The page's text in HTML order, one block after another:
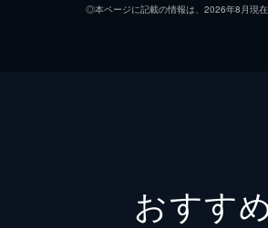
ダンテ
◎本ページに記載の情報は、2026年8月現在
おすす